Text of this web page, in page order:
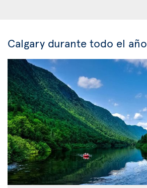
Calgary durante todo el año